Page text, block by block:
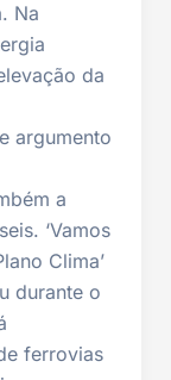
Na
da
argumento
a
‘Vamos
Clima’
durante o
ferrovias